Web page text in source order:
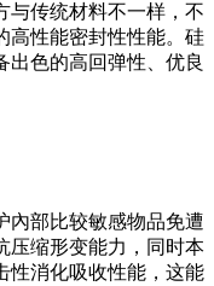
与传统材料不一样，不
高性能密封性性能。硅
出色的高回弹性、优良
內部比较敏感物品免遭
压缩形变能力，同时本
性消化吸收性能，这能